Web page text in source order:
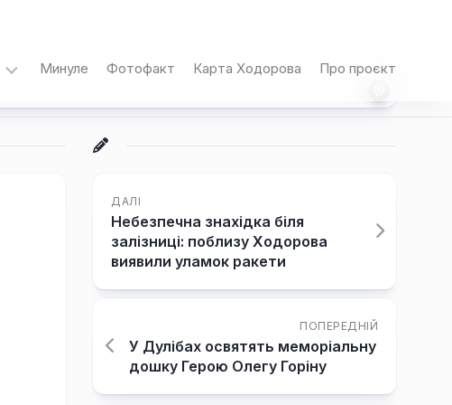
Минуле Фотофакт Карта Ходорова Про проєкт
ДАЛІ
Небезпечна знахідка біля
залізниці: поблизу Ходорова
виявили уламок ракети
ПОПЕРЕДНІЙ
У Дулібах освятять меморіальну
дошку Герою Олегу Горіну